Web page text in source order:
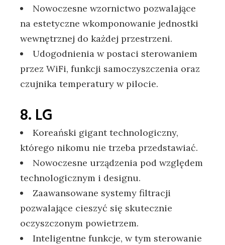
Nowoczesne wzornictwo pozwalające
na estetyczne wkomponowanie jednostki
wewnętrznej do każdej przestrzeni.
Udogodnienia w postaci sterowaniem
przez WiFi, funkcji samoczyszczenia oraz
czujnika temperatury w pilocie.
8. LG
Koreański gigant technologiczny,
którego nikomu nie trzeba przedstawiać.
Nowoczesne urządzenia pod względem
technologicznym i designu.
Zaawansowane systemy filtracji
pozwalające cieszyć się skutecznie
oczyszczonym powietrzem.
Inteligentne funkcje, w tym sterowanie